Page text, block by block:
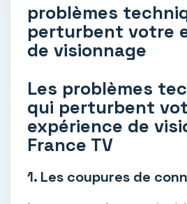
problèmes
perturbent votre
de visionnage
Les problèmes
qui perturbent
expérience de
France TV
1. Les coupures de